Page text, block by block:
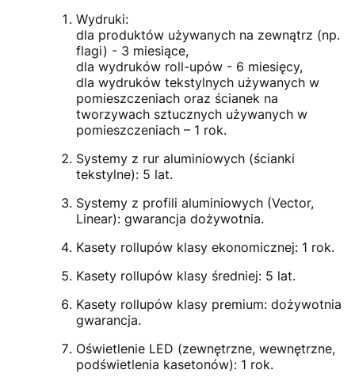
Wydruki:
dla produktów używanych na zewnątrz (np.
flagi) - 3 miesiące,
dla wydruków roll-upów - 6 miesięcy,
dla wydruków tekstylnych używanych w
pomieszczeniach oraz ścianek na
tworzywach sztucznych używanych w
pomieszczeniach – 1 rok.
Systemy z rur aluminiowych (ścianki
tekstylne): 5 lat.
Systemy z profili aluminiowych (Vector,
Linear): gwarancja dożywotnia.
Kasety rollupów klasy ekonomicznej: 1 rok.
Kasety rollupów klasy średniej: 5 lat.
Kasety rollupów klasy premium: dożywotnia
gwarancja.
Oświetlenie LED (zewnętrzne, wewnętrzne,
podświetlenia kasetonów): 1 rok.